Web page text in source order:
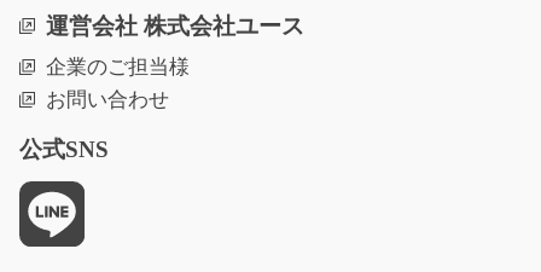
高時給！平和島から徒歩8分の職場で営業事務のお仕事を
お願いします！じゅ…
長期（3ヶ月以上）
時給1650円
運営会社 株式会社ユース
企業のご担当様
お問い合わせ
公式SNS